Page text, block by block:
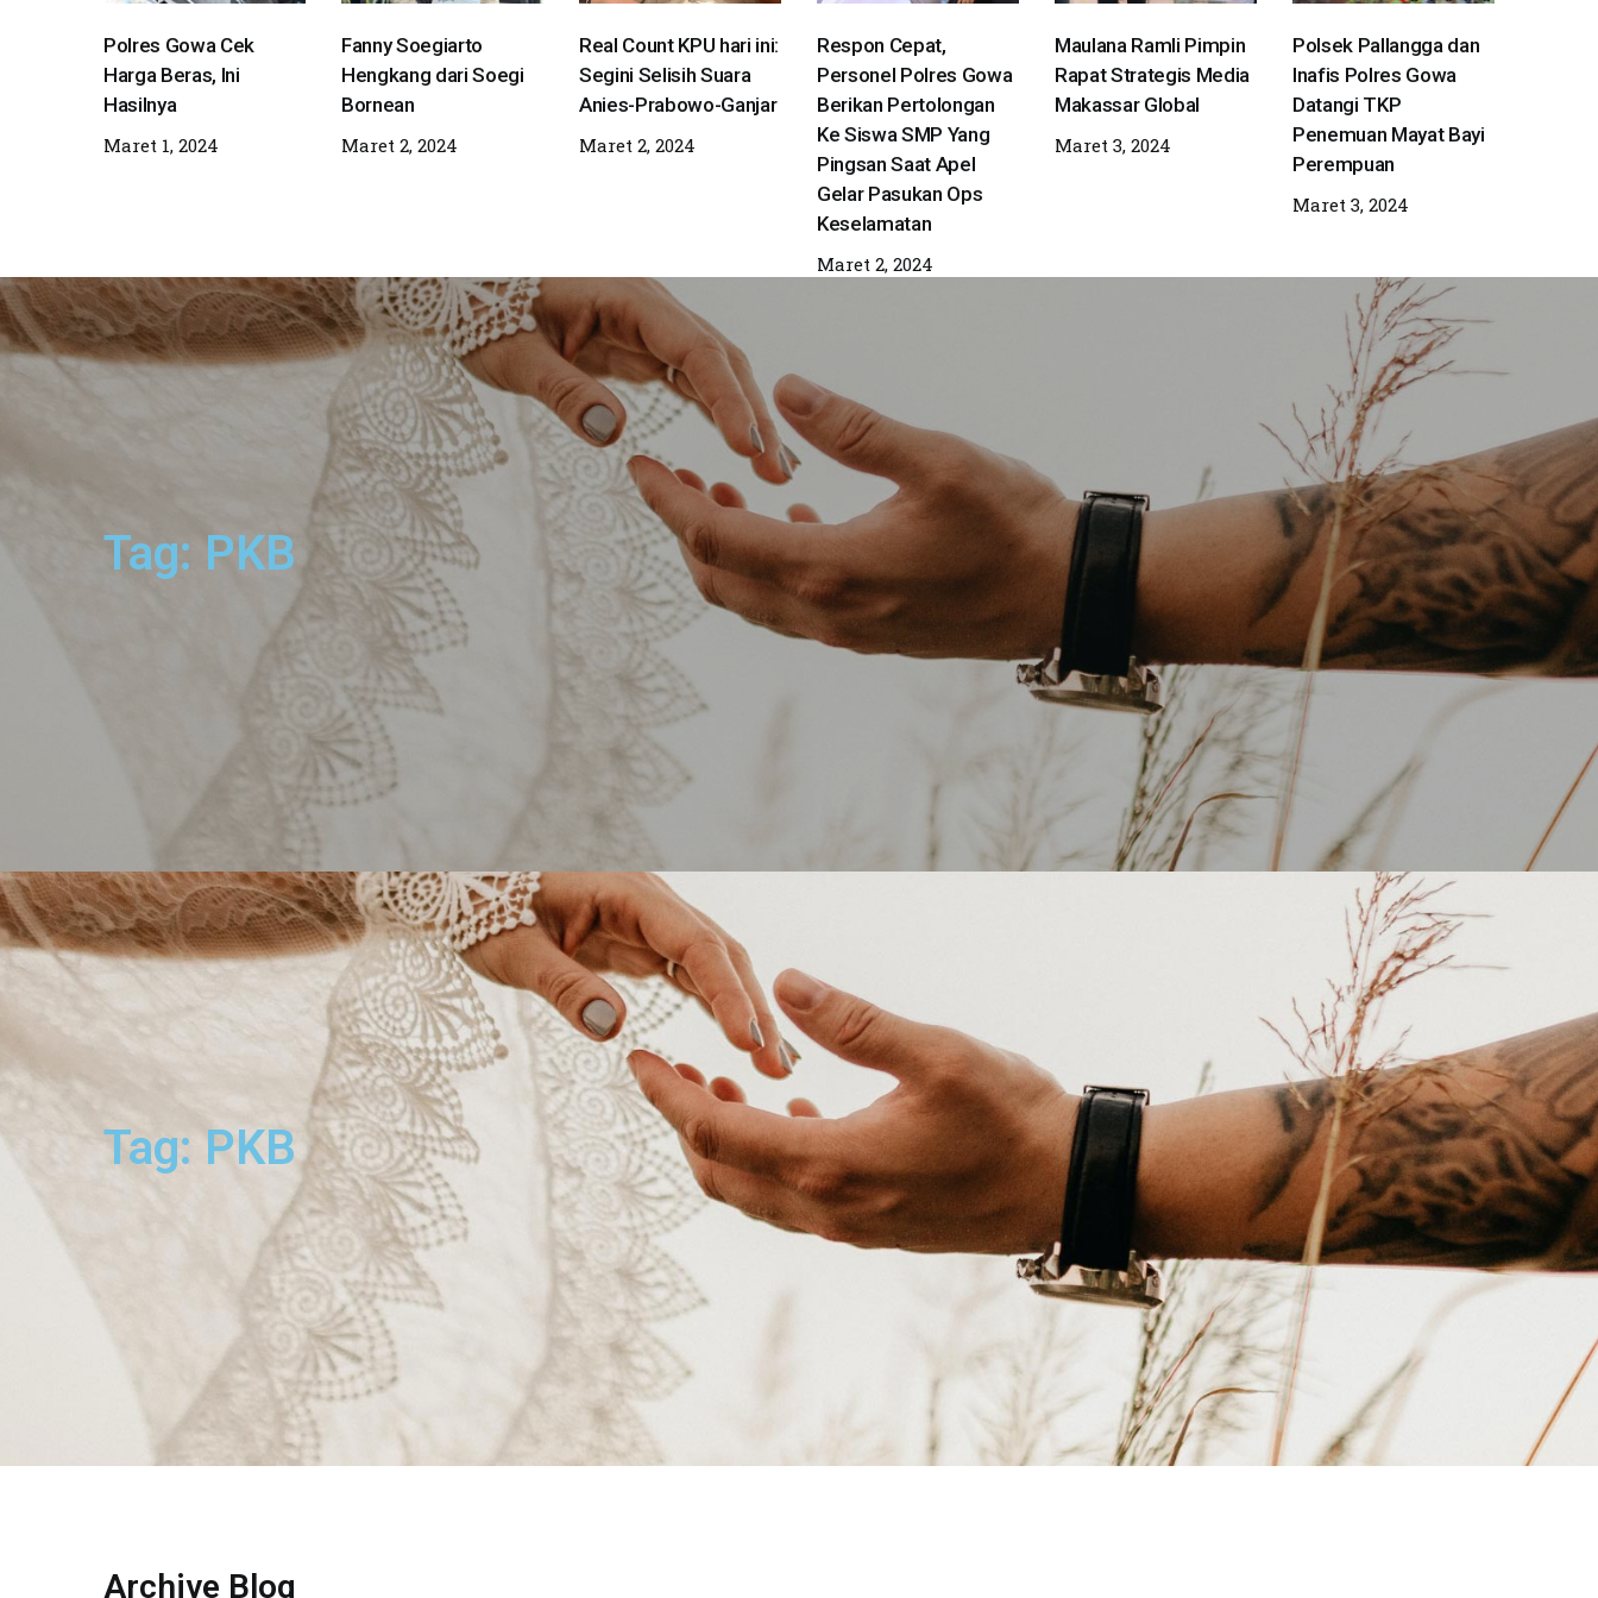
Polres Gowa Cek
Harga Beras, Ini
Hasilnya
Maret 1, 2024
Fanny Soegiarto
Hengkang dari Soegi
Bornean
Maret 2, 2024
Real Count KPU hari ini:
Segini Selisih Suara
Anies-Prabowo-Ganjar
Maret 2, 2024
Respon Cepat,
Personel Polres Gowa
Berikan Pertolongan
Ke Siswa SMP Yang
Pingsan Saat Apel
Gelar Pasukan Ops
Keselamatan
Maret 2, 2024
Maulana Ramli Pimpin
Rapat Strategis Media
Makassar Global
Maret 3, 2024
Polsek Pallangga dan
Inafis Polres Gowa
Datangi TKP
Penemuan Mayat Bayi
Perempuan
Maret 3, 2024
Tag: PKB
Tag: PKB
Archive Blog